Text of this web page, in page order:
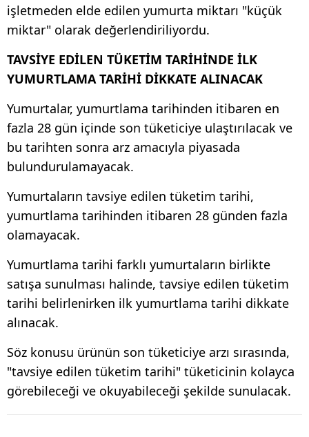
işletmeden elde edilen yumurta miktarı "küçük
miktar" olarak değerlendiriliyordu.
TAVSİYE EDİLEN TÜKETİM TARİHİNDE İLK
YUMURTLAMA TARİHİ DİKKATE ALINACAK
Yumurtalar, yumurtlama tarihinden itibaren en
fazla 28 gün içinde son tüketiciye ulaştırılacak ve
bu tarihten sonra arz amacıyla piyasada
bulundurulamayacak.
Yumurtaların tavsiye edilen tüketim tarihi,
yumurtlama tarihinden itibaren 28 günden fazla
olamayacak.
Yumurtlama tarihi farklı yumurtaların birlikte
satışa sunulması halinde, tavsiye edilen tüketim
tarihi belirlenirken ilk yumurtlama tarihi dikkate
alınacak.
Söz konusu ürünün son tüketiciye arzı sırasında,
"tavsiye edilen tüketim tarihi" tüketicinin kolayca
görebileceği ve okuyabileceği şekilde sunulacak.